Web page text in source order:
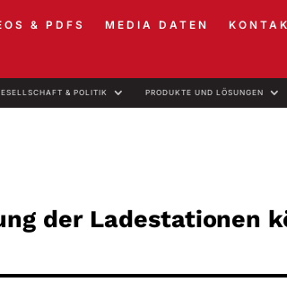
& PDFS MEDIA DATEN
& POLITIK PRODUKTE UND LÖSUNGEN
der Ladestationen